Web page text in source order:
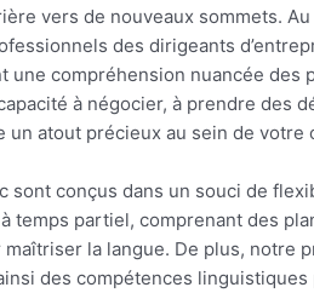
vers de nouveaux sommets.
des dirigeants
une compréhension nuancée
à négocier, à prendre des
un atout précieux au sein de votre
sont conçus dans un souci de
temps partiel, comprenant des
la langue. De plus, notre
des compétences